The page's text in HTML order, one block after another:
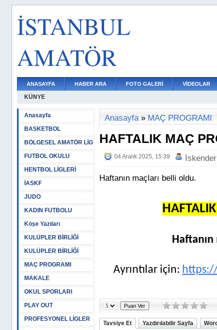
İSTANBUL
AMATÖR
ANASAYFA HABER ARA FOTO GALERİ VİDEOLAR
KÜNYE
Anasayfa
BASKETBOL
BÖLGESEL AMATÖR LİG
FUTBOL OKULU
HENTBOL LİGLERİ
İASKF
JUDO
KADIN FUTBOLU
Köşe Yazıları
KULÜPLER BİRLİĞİ
KULÜPLER BİRLİĞİ
MAÇ PROGRAMI
MAKALE
OKUL SPORLARI
PLAY OUT
PROFESYONEL LİGLER
Anasayfa» MAÇ PROGRAMI
HAFTALIK MAÇ
04 Aralık 2025, 15:39
Haftanın maçları belli oldu.
Ayrıntılar için:
Tavsiye Et Yazdırılabilir Sayfa